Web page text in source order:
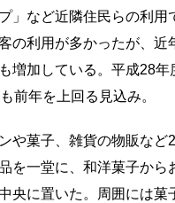
」など近隣住民らの利用
の利用が多かったが、近
増加している。平成28年
前年を上回る見込み。
菓子、雑貨の物販など
を一堂に、和洋菓子から
央に置いた。周囲には菓